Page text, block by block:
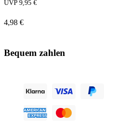
UVP 9,95 €
4,98 €
Bequem zahlen